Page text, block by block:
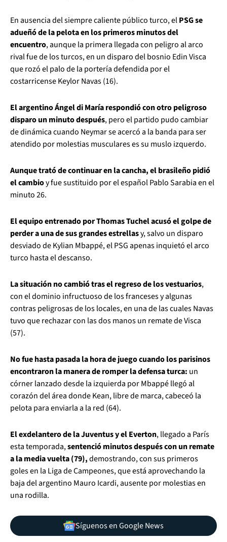
En ausencia del siempre caliente público turco, elPSG se
adueñó de la pelota en los primeros minutos del
encuentro, aunque la primera llegada con peligro al arco
rival fue de los turcos, en un disparo del bosnio Edin Visca
que rozó el palo de la portería defendida por el
costarricense Keylor Navas (16).
El argentino Ángel di María respondió con otro peligroso
disparo un minuto después, pero el partido pudo cambiar
de dinámica cuando Neymar se acercó a la banda para ser
atendido por molestias musculares es su muslo izquerdo.
Aunque trató de continuar en la cancha, el brasileño pidió
el cambioy fue sustituido por el español Pablo Sarabia en el
minuto 26.
El equipo entrenado por Thomas Tuchel acusó el golpe de
perder a una de sus grandes estrellasy, salvo un disparo
desviado de Kylian Mbappé, el PSG apenas inquietó el arco
turco hasta el descanso.
La situación no cambió tras el regreso de los vestuarios,
con el dominio infructuoso de los franceses y algunas
contras peligrosas de los locales, en una de las cuales Navas
tuvo que rechazar con las dos manos un remate de Visca
(57).
No fue hasta pasada la hora de juego cuando los parisinos
encontraron la manera de romper la defensa turca: un
córner lanzado desde la izquierda por Mbappé llegó al
corazón del área donde Kean, libre de marca, cabeceó la
pelota para enviarla a la red (64).
El exdelantero de la Juventus y el Everton, llegado a París
esta temporada,sentenció minutos después con un remate
a la media vuelta (79),demostrando, con sus primeros
goles en la Liga de Campeones, que está aprovechando la
baja del argentino Mauro Icardi, ausente por molestias en
una rodilla.
Síguenos en Google News